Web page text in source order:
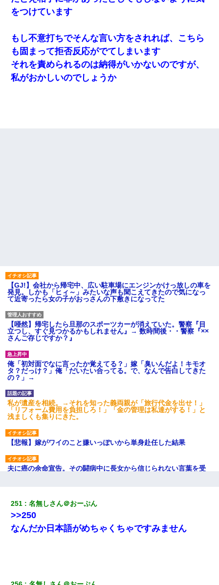
をつけています
もし不意打ちでそんな言い方をされれば、こちら
も固まって拒否反応がでてしまいます
それを責められるのは納得がいかないのですが、
私がおかしいのでしょうか
【GJ!】会社から帰宅中、広い駐車場にエンジンかけっ放しの車を
発見。しかも「ヒィ～」みたいな声も聞こえてきたので気になっ
て近寄ったら女の子がおっさんの下敷きになってた
【唖然】帰宅したら旦那のスポーツカーが消えていた。警察『目
立つし、すぐ見つかるかもしれません』→ 数時間後・・警察『××
さんご存じですか？』
俺「初対面でなに言ったか覚えてる？」嫁「臭いんだよ！キモオ
タ？だっけ？」俺「だいたい合ってる。で、なんで告白してきた
の？」→
私が遺産を相続。→それを知った義両親が「旅行代金を出せ！」
「リフォーム費用を負担しろ！」「金の管理は私達がする！」と
浅ましくも集りにきた。
【悲報】嫁がワイのこと嫌いっぽいから単身赴任した結果
夫に癌の余命宣告。その闘病中に長女から信じられない言葉を受
夫に癌の余命宣告。その闘病中に長女から信じられない言葉を受
けた
【修羅場】彼女親「カスな家柄のヤツなんかと家族になるのはご
嫁「本当に身に覚えがない」「なにかの間違いだ！取り違え
251 名無しさん＠おーぷん
>>250
なんだか日本語がめちゃくちゃですみません